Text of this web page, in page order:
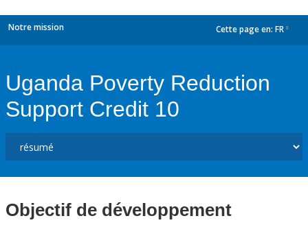
Notre mission Cette page en: FR
Uganda Poverty Reduction
Support Credit 10
Objectif de développement